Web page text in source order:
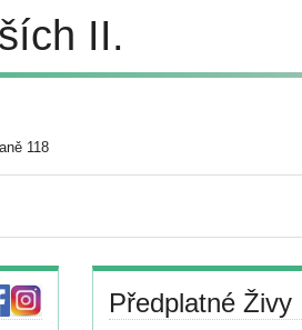
II.
118
Předplatné Živy